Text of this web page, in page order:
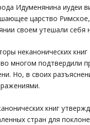
Идуменянина иудеи
царство
своем утешали
неканонических
многом подтвердили
Но, в своих
книг
стран для